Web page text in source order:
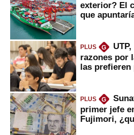
exterior? El
que
PLUS G
razones por
las prefieren
PLUS G
primer jefe
Fujimori,